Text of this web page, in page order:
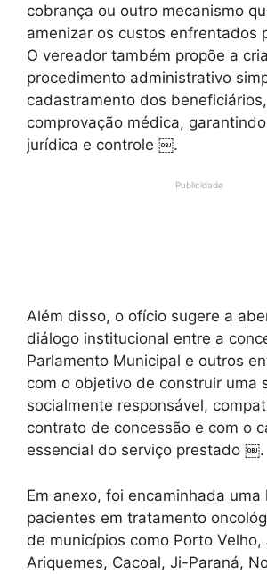
cobrança ou outro mecanismo
amenizar os custos enfrentados
O vereador também propõe a
procedimento administrativo
cadastramento dos
comprovação médica,
jurídica e controle ￼.
Publicidade
Além disso, o ofício sugere a
diálogo institucional entre a
Parlamento Municipal e outros
com o objetivo de construir uma
socialmente responsável,
contrato de concessão e com o
essencial do serviço prestado ￼.
Em anexo, foi encaminhada uma
pacientes em tratamento
de municípios como Porto Velho,
Ariquemes, Cacoal, Ji-Paraná,